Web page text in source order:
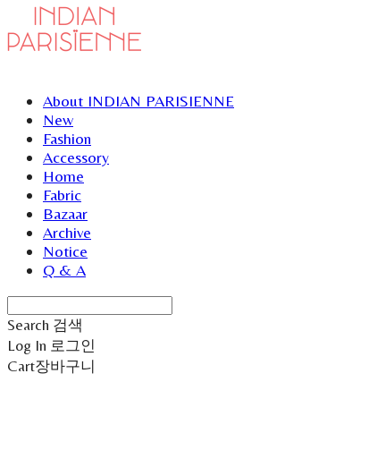
About INDIAN PARISIENNE
New
Fashion
Accessory
Home
Fabric
Bazaar
Archive
Notice
Q & A
Search 검색
Log In 로그인
Cart장바구니